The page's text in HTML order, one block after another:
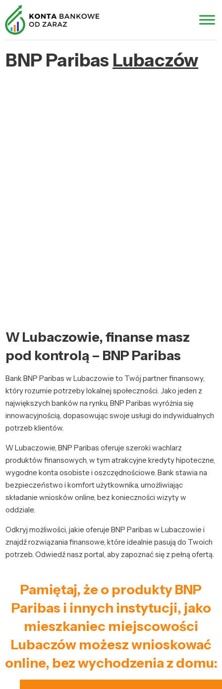
BNP Paribas Lubaczów
W Lubaczowie, finanse masz
pod kontrolą – BNP Paribas
Bank BNP Paribas w Lubaczowie to Twój partner finansowy,
który rozumie potrzeby lokalnej społeczności. Jako jeden z
największych banków na rynku, BNP Paribas wyróżnia się
innowacyjnością, dopasowując swoje usługi do indywidualnych
potrzeb klientów.
W Lubaczowie, BNP Paribas oferuje szeroki wachlarz
produktów finansowych, w tym atrakcyjne kredyty hipoteczne,
wygodne konta osobiste i oszczędnościowe. Bank stawia na
bezpieczeństwo i komfort użytkownika, umożliwiając
składanie wniosków online, bez konieczności wizyty w
oddziale.
Odkryj możliwości, jakie oferuje BNP Paribas w Lubaczowie i
znajdź rozwiązania finansowe, które idealnie pasują do Twoich
potrzeb. Odwiedź nasz portal, aby zapoznać się z pełną ofertą.
Pamiętaj, że o produkty BNP
Paribas i innych instytucji, jako
mieszkaniec miejscowości
Lubaczów możesz wnioskować
online, bez wychodzenia z domu: